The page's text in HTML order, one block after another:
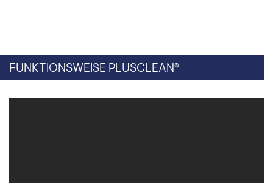
FUNKTIONSWEISE PLUSCLEAN®